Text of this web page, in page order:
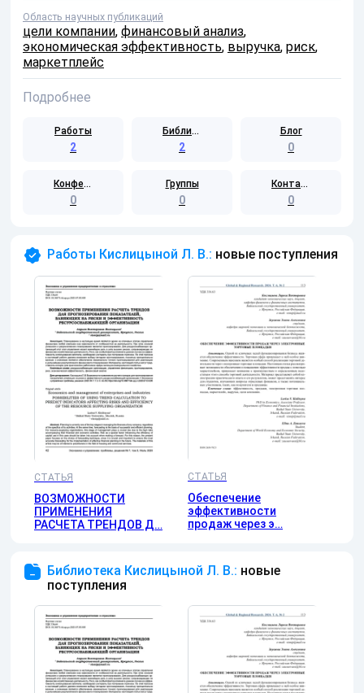
Область научных публикаций
цели компании, финансовый анализ,
экономическая эффективность, выручка, риск,
маркетплейс
Подробнее
Работы
2
Библиотека
2
Блог
0
Конференции
0
Группы
0
Контакты
0
Работы Кислицыной Л. В.: новые поступления
СТАТЬЯ
ВОЗМОЖНОСТИ
ПРИМЕНЕНИЯ
РАСЧЕТА ТРЕНДОВ Д…
СТАТЬЯ
Обеспечение
эффективности
продаж через э…
Библиотека Кислицыной Л. В.: новые
поступления